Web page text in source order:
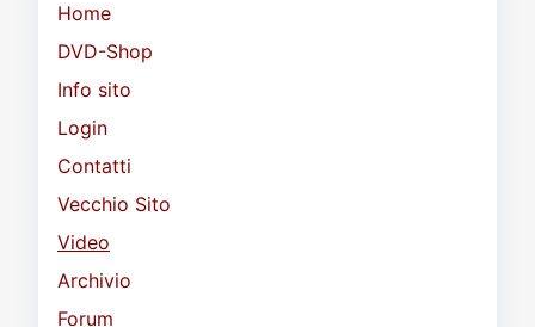
Home
DVD-Shop
Info sito
Login
Contatti
Vecchio Sito
Video
Archivio
Forum